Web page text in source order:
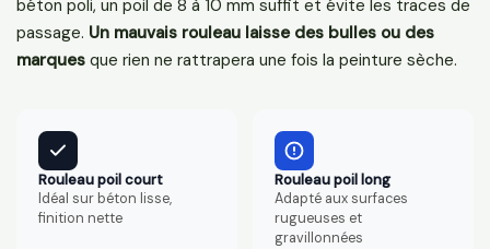
béton poli, un poil de 8 à 10 mm suffit et évite les traces de
passage. Un mauvais rouleau laisse des bulles ou des
marques que rien ne rattrapera une fois la peinture sèche.
Rouleau poil court
Idéal sur béton lisse,
finition nette
Rouleau poil long
Adapté aux surfaces
rugueuses et
gravillonnées